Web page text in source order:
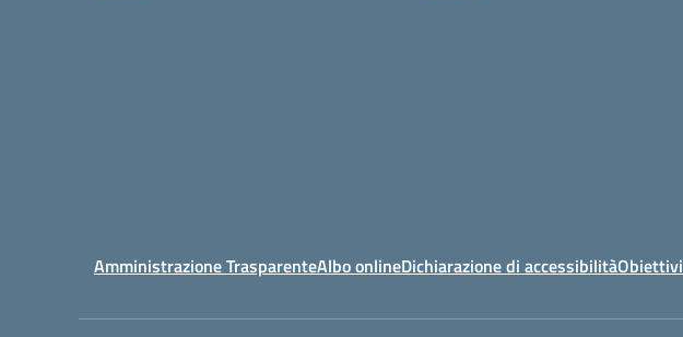
Amministrazione TrasparenteAlbo onlineDichiarazione di accessibilitàObiettivi